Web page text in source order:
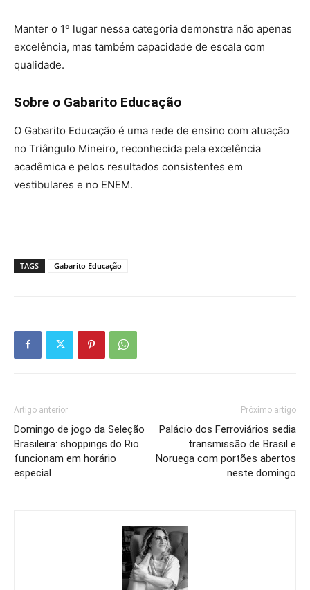
Manter o 1º lugar nessa categoria demonstra não apenas
excelência, mas também capacidade de escala com
qualidade.
Sobre o Gabarito Educação
O Gabarito Educação é uma rede de ensino com atuação
no Triângulo Mineiro, reconhecida pela excelência
acadêmica e pelos resultados consistentes em
vestibulares e no ENEM.
TAGS Gabarito Educação
Artigo anterior
Domingo de jogo da Seleção
Brasileira: shoppings do Rio
funcionam em horário
especial
Próximo artigo
Palácio dos Ferroviários sedia
transmissão de Brasil e
Noruega com portões abertos
neste domingo